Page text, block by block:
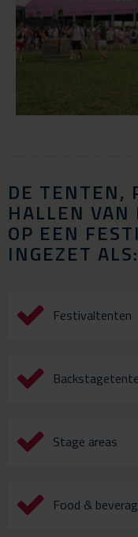
DE TENTEN,
HALLEN
OP EEN
INGEZET ALS:
Festivaltenten
Stage areas
Food &